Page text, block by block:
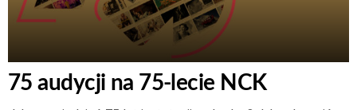
75 audycji na 75-lecie NCK